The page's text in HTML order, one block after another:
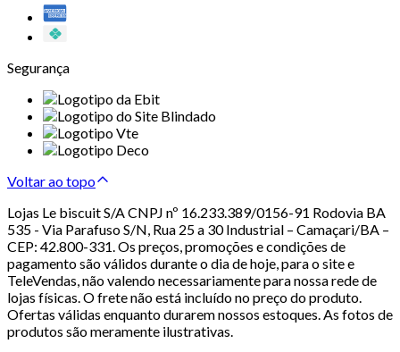
Segurança
Voltar ao topo
Lojas Le biscuit S/A CNPJ nº 16.233.389/0156-91 Rodovia BA
535 - Via Parafuso S/N, Rua 25 a 30 Industrial – Camaçari/BA –
CEP: 42.800-331. Os preços, promoções e condições de
pagamento são válidos durante o dia de hoje, para o site e
TeleVendas, não valendo necessariamente para nossa rede de
lojas físicas. O frete não está incluído no preço do produto.
Ofertas válidas enquanto durarem nossos estoques. As fotos de
produtos são meramente ilustrativas.